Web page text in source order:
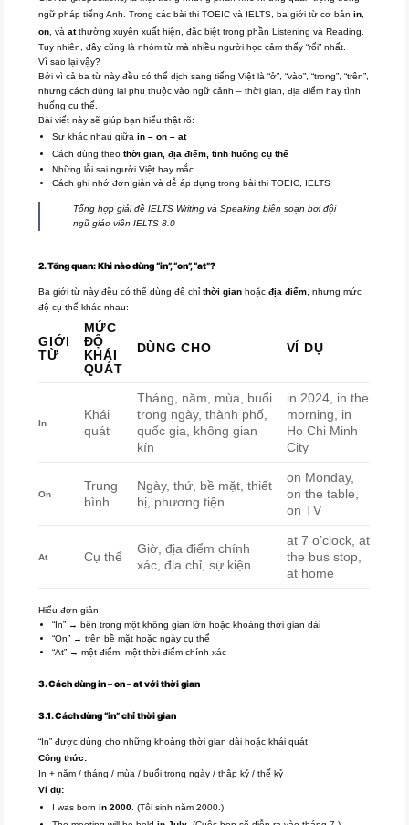
ngữ pháp tiếng Anh. Trong các bài thi TOEIC và IELTS, ba giới từ cơ bảnin
on , vàatthường xuyên xuất hiện, đặc biệt trong phần Listening và Reading.
Tuy nhiên, đây cũng là nhóm từ mà nhiều người học cảm thấy “rối” nhất.
Vì sao lại vậy?
Bởi vì cả ba từ này đều có thể dịch sang tiếng Việt là “ở”, “vào”, “trong”, “trên”,
nhưng cách dùng lại phụ thuộc vào ngữ cảnh – thời gian, địa điểm hay tình
huống cụ thể.
Bài viết này sẽ giúp bạn hiểu thật rõ:
Sự khác nhau giữain – on – at
Cách dùng theothời gian, địa điểm, tình huống cụ thể
Những lỗi sai người Việt hay mắc
Cách ghi nhớ đơn giản và dễ áp dụng trong bài thi TOEIC, IELTS
Tổng hợp giải đề IELTS Writing và Speaking biên soạn bơi đội
ngũ giáo viên IELTS 8.0
2. Tổng quan: Khi nào dùng “in”, “on”, “at”?
Ba giới từ này đều có thể dùng để chỉthời gian hoặcđịa điểm , nhưng mức
độ cụ thể khác nhau:
GIỚI
TỪ
MỨC
ĐỘ
KHÁI
QUÁT
DÙNG CHO VÍ DỤ
In
Khái
quát
Tháng, năm, mùa, buổi
trong ngày, thành phố,
quốc gia, không gian
kín
in 2024, in the
morning, in
Ho Chi Minh
City
On
Trung
bình
Ngày, thứ, bề mặt, thiết
bị, phương tiện
on Monday,
on the table,
on TV
At Cụ thể
Giờ, địa điểm chính
xác, địa chỉ, sự kiện
at 7 o’clock, at
the bus stop,
at home
Hiểu đơn giản:
“In” → bên trong một không gian lớn hoặc khoảng thời gian dài
“On” → trên bề mặt hoặc ngày cụ thể
“At” → một điểm, một thời điểm chính xác
3. Cách dùng in – on – at với thời gian
3.1. Cách dùng “in” chỉ thời gian
“In” được dùng cho những khoảng thời gian dài hoặc khái quát.
Công thức:
In + năm / tháng / mùa / buổi trong ngày / thập kỷ / thế kỷ
Ví dụ:
I was bornin 2000 . (Tôi sinh năm 2000.)